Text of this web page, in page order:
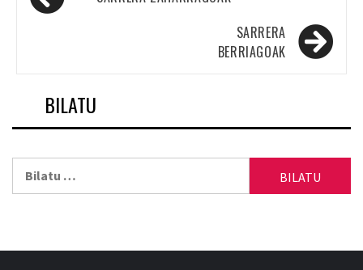
nabigazioa
SARRERA
BERRIAGOAK
BILATU